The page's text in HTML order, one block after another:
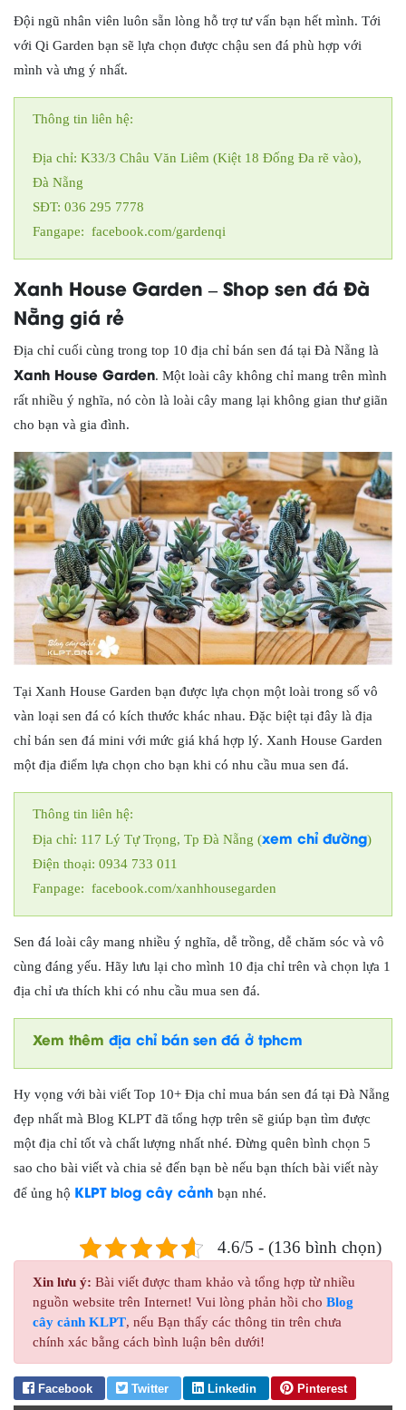
Đội ngũ nhân viên luôn sẵn lòng hỗ trợ tư vấn bạn hết mình. Tới
với Qi Garden bạn sẽ lựa chọn được chậu sen đá phù hợp với
mình và ưng ý nhất.
Thông tin liên hệ:
Địa chỉ: K33/3 Châu Văn Liêm (Kiệt 18 Đống Đa rẽ vào),
Đà Nẵng
SĐT: 036 295 7778
Fangape: facebook.com/gardenqi
Xanh House Garden – Shop sen đá Đà
Nẵng giá rẻ
Địa chỉ cuối cùng trong top 10 địa chỉ bán sen đá tại Đà Nẵng là
Xanh House Garden. Một loài cây không chỉ mang trên mình
rất nhiều ý nghĩa, nó còn là loài cây mang lại không gian thư giãn
cho bạn và gia đình.
Tại Xanh House Garden bạn được lựa chọn một loài trong số vô
vàn loại sen đá có kích thước khác nhau. Đặc biệt tại đây là địa
chỉ bán sen đá mini với mức giá khá hợp lý. Xanh House Garden
một địa điểm lựa chọn cho bạn khi có nhu cầu mua sen đá.
Thông tin liên hệ:
Địa chỉ: 117 Lý Tự Trọng, Tp Đà Nẵng (xem chỉ đường)
Điện thoại: 0934 733 011
Fanpage: facebook.com/xanhhousegarden
Sen đá loài cây mang nhiều ý nghĩa, dễ trồng, dễ chăm sóc và vô
cùng đáng yếu. Hãy lưu lại cho mình 10 địa chỉ trên và chọn lựa 1
địa chỉ ưa thích khi có nhu cầu mua sen đá.
Xem thêm địa chỉ bán sen đá ở tphcm
Hy vọng với bài viết Top 10+ Địa chỉ mua bán sen đá tại Đà Nẵng
đẹp nhất mà Blog KLPT đã tổng hợp trên sẽ giúp bạn tìm được
một địa chỉ tốt và chất lượng nhất nhé. Đừng quên bình chọn 5
sao cho bài viết và chia sẻ đến bạn bè nếu bạn thích bài viết này
để ủng hộ KLPT blog cây cảnh bạn nhé.
4.6/5 - (136 bình chọn)
Xin lưu ý: Bài viết được tham khảo và tổng hợp từ nhiều
nguồn website trên Internet! Vui lòng phản hồi cho Blog
cây cảnh KLPT, nếu Bạn thấy các thông tin trên chưa
chính xác bằng cách bình luận bên dưới!
Facebook Twitter Linkedin Pinterest